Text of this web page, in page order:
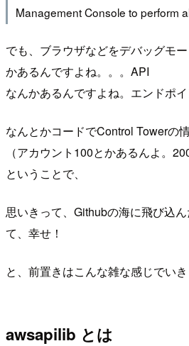
Management Console to perform
でも、ブラウザなどをデバッグモ
かあるんですよね。。。API
なんかあるんですよね。エンドポイ
なんとかコードでControl Towerの
（アカウント100とかあるんよ。
ということで、
思いきって、Githubの海に飛び込
て、幸せ！
と、前置きはこんな雑な感じでいき
awsapilib とは